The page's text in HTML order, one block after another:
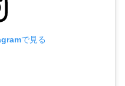
で見る